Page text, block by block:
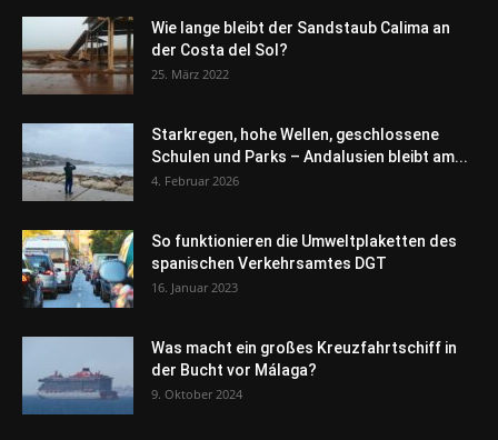
Wie lange bleibt der Sandstaub Calima an
der Costa del Sol?
25. März 2022
Starkregen, hohe Wellen, geschlossene
Schulen und Parks – Andalusien bleibt am...
4. Februar 2026
So funktionieren die Umweltplaketten des
spanischen Verkehrsamtes DGT
16. Januar 2023
Was macht ein großes Kreuzfahrtschiff in
der Bucht vor Málaga?
9. Oktober 2024